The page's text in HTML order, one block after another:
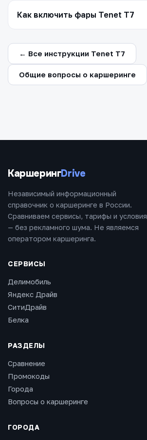
Как включить фары Tenet T7
← Все инструкции Tenet T7
Общие вопросы о каршеринге
КаршерингDrive
Независимый информационный
справочник о каршеринге в России.
Сравниваем сервисы, тарифы и условия
— без рекламного шума. Не являемся
оператором каршеринга.
СЕРВИСЫ
Делимобиль
Яндекс Драйв
СитиДрайв
Белка
РАЗДЕЛЫ
Сравнение
Промокоды
Города
Вопросы о каршеринге
ГОРОДА